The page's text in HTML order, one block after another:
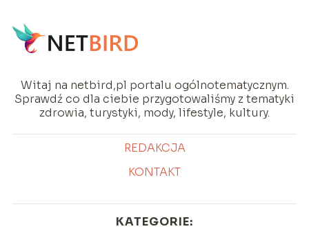
Witaj na netbird,pl portalu ogólnotematycznym.
Sprawdź co dla ciebie przygotowaliśmy z tematyki
zdrowia, turystyki, mody, lifestyle, kultury.
REDAKCJA
KONTAKT
KATEGORIE: